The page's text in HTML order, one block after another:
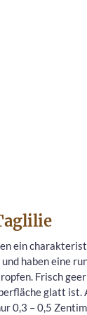
ein
haben eine
Frisch
glatt ist.
0,3 – 0,5